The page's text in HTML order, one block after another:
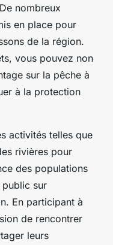
nombreux
en place pour
de la région.
vous pouvez non
sur la pêche à
à la protection
activités telles que
rivières pour
des populations
sur
En participant à
de rencontrer
leurs